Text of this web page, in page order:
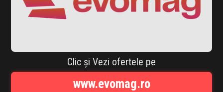
CODURI REDUCERE
ABONARE NEWSLETTER
INFLUENCER SQUAD
Clic și Vezi ofertele pe
www.evomag.ro